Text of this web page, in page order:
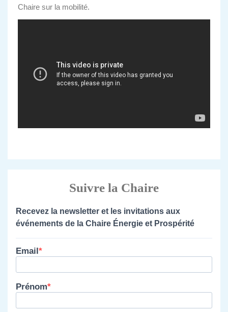
Chaire sur la mobilité.
Suivre la Chaire
Recevez la newsletter et les invitations aux
événements de la Chaire Énergie et Prospérité
Email
Prénom